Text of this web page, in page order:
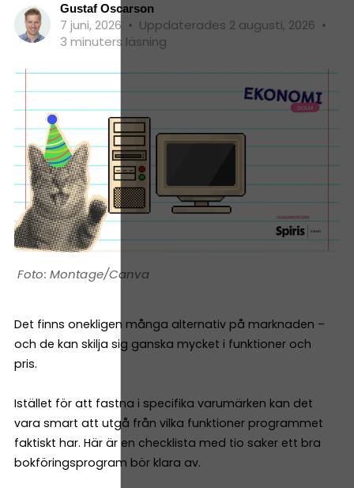
Gustaf Oscarson
7 juni, 2026 • Uppdaterades 2 augusti, 2026 •
3 minuters läsning
Montage/Canva
Det finns onekligen många alternativ på marknaden –
och de kan skilja sig ganska mycket i funktioner och
pris.
Istället för att fastna i specifika varumärken kan det
vara smart att utgå från vilka funktioner programmet
faktiskt har. Här är en checklista med tio saker ett bra
bokföringsprogram bör klara av.